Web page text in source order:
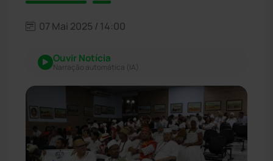
07 Mai 2025 / 14:00
Ouvir Notícia
Narração automática (IA)